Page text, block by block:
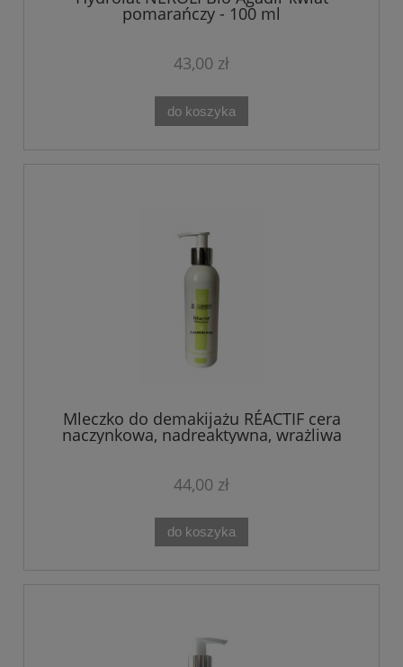
pomarańczy - 100 ml
43,00 zł
do koszyka
Mleczko do demakijażu RÉACTIF cera
naczynkowa, nadreaktywna, wrażliwa
Theo Marvee 200 ML
44,00 zł
do koszyka